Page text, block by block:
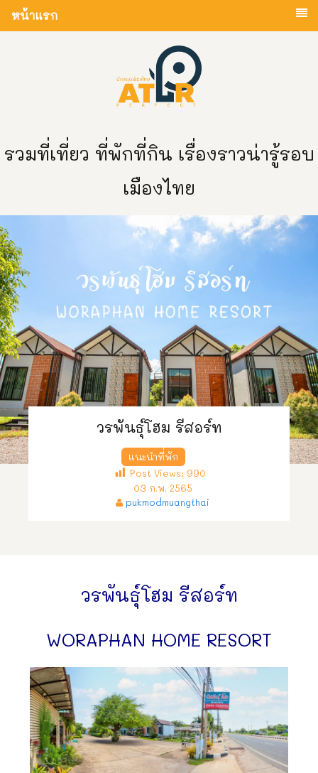
หน้าแรก
รวมที่เที่ยว ที่พักที่กิน เรื่องราวน่ารู้รอบ
เมืองไทย
วรพันธุ์โฮม รีสอร์ท
แนะนำที่พัก
Post Views: 990
03 ก.พ. 2565
pukmodmuangthai
วรพันธุ์โฮม รีสอร์ท
WORAPHAN HOME RESORT